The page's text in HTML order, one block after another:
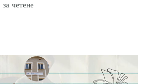
за четене